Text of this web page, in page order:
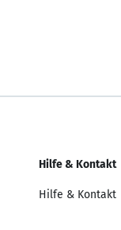
Hilfe & Kontakt
Hilfe & Kontakt